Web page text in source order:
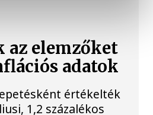
az elemzőket
adatok
értékelték
1,2 százalékos